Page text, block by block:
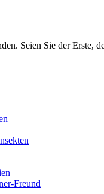
Seien Sie der Erste,
Freund